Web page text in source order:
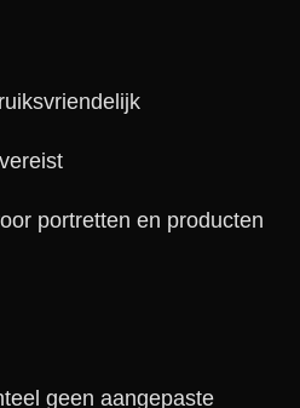
portretten en producten
geen aangepaste